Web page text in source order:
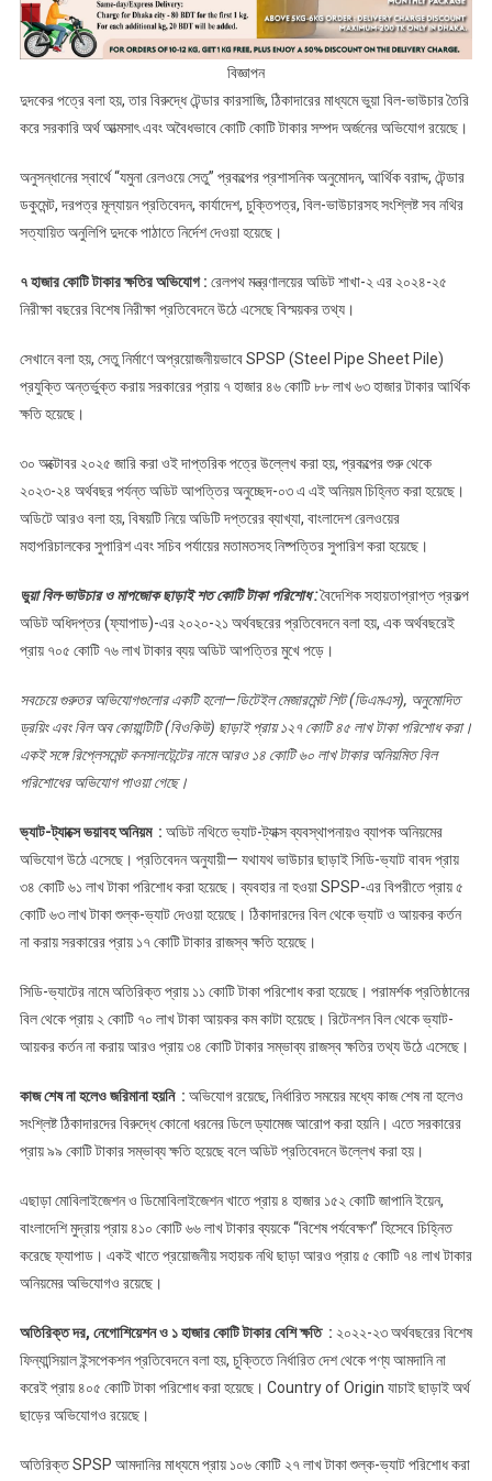
বিজ্ঞাপন
দুদকের পত্রে বলা হয়, তার বিরুদ্ধে টেন্ডার কারসাজি, ঠিকাদারের মাধ্যমে ভুয়া বিল-ভাউচার তৈরি
করে সরকারি অর্থ আত্মসাৎ এবং অবৈধভাবে কোটি কোটি টাকার সম্পদ অর্জনের অভিযোগ রয়েছে।
অনুসন্ধানের স্বার্থে “যমুনা রেলওয়ে সেতু” প্রকল্পের প্রশাসনিক অনুমোদন, আর্থিক বরাদ্দ, টেন্ডার
ডকুমেন্ট, দরপত্র মূল্যায়ন প্রতিবেদন, কার্যাদেশ, চুক্তিপত্র, বিল-ভাউচারসহ সংশ্লিষ্ট সব নথির
সত্যায়িত অনুলিপি দুদকে পাঠাতে নির্দেশ দেওয়া হয়েছে।
৭ হাজার কোটি টাকার ক্ষতির অভিযোগ : রেলপথ মন্ত্রণালয়ের অডিট শাখা-২ এর ২০২৪-২৫
নিরীক্ষা বছরের বিশেষ নিরীক্ষা প্রতিবেদনে উঠে এসেছে বিস্ময়কর তথ্য।
সেখানে বলা হয়, সেতু নির্মাণে অপ্রয়োজনীয়ভাবে SPSP (Steel Pipe Sheet Pile)
প্রযুক্তি অন্তর্ভুক্ত করায় সরকারের প্রায় ৭ হাজার ৪৬ কোটি ৮৮ লাখ ৬৩ হাজার টাকার আর্থিক
ক্ষতি হয়েছে।
৩০ অক্টোবর ২০২৫ জারি করা ওই দাপ্তরিক পত্রে উল্লেখ করা হয়, প্রকল্পের শুরু থেকে
২০২৩-২৪ অর্থবছর পর্যন্ত অডিট আপত্তির অনুচ্ছেদ-০৩ এ এই অনিয়ম চিহ্নিত করা হয়েছে।
অডিটে আরও বলা হয়, বিষয়টি নিয়ে অডিটি দপ্তরের ব্যাখ্যা, বাংলাদেশ রেলওয়ের
মহাপরিচালকের সুপারিশ এবং সচিব পর্যায়ের মতামতসহ নিষ্পত্তির সুপারিশ করা হয়েছে।
ভুয়া বিল-ভাউচার ও মাপজোক ছাড়াই শত কোটি টাকা পরিশোধ :বৈদেশিক সহায়তাপ্রাপ্ত প্রকল্প
অডিট অধিদপ্তর (ফ্যাপাড)-এর ২০২০-২১ অর্থবছরের প্রতিবেদনে বলা হয়, এক অর্থবছরেই
প্রায় ৭০৫ কোটি ৭৬ লাখ টাকার ব্যয় অডিট আপত্তির মুখে পড়ে।
সবচেয়ে গুরুতর অভিযোগগুলোর একটি হলো—ডিটেইল মেজারমেন্ট শিট (ডিএমএস), অনুমোদিত
ড্রয়িং এবং বিল অব কোয়ান্টিটি (বিওকিউ) ছাড়াই প্রায় ১২৭ কোটি ৪৫ লাখ টাকা পরিশোধ করা।
একই সঙ্গে রিপ্লেসমেন্ট কনসালটেন্টের নামে আরও ১৪ কোটি ৬০ লাখ টাকার অনিয়মিত বিল
পরিশোধের অভিযোগ পাওয়া গেছে।
ভ্যাট-ট্যাক্সে ভয়াবহ অনিয়ম : অডিট নথিতে ভ্যাট-ট্যাক্স ব্যবস্থাপনায়ও ব্যাপক অনিয়মের
অভিযোগ উঠে এসেছে। প্রতিবেদন অনুযায়ী— যথাযথ ভাউচার ছাড়াই সিডি-ভ্যাট বাবদ প্রায়
৩৪ কোটি ৬১ লাখ টাকা পরিশোধ করা হয়েছে। ব্যবহার না হওয়া SPSP-এর বিপরীতে প্রায় ৫
কোটি ৬৩ লাখ টাকা শুল্ক-ভ্যাট দেওয়া হয়েছে। ঠিকাদারদের বিল থেকে ভ্যাট ও আয়কর কর্তন
না করায় সরকারের প্রায় ১৭ কোটি টাকার রাজস্ব ক্ষতি হয়েছে।
সিডি-ভ্যাটের নামে অতিরিক্ত প্রায় ১১ কোটি টাকা পরিশোধ করা হয়েছে। পরামর্শক প্রতিষ্ঠানের
বিল থেকে প্রায় ২ কোটি ৭০ লাখ টাকা আয়কর কম কাটা হয়েছে। রিটেনশন বিল থেকে ভ্যাট-
আয়কর কর্তন না করায় আরও প্রায় ৩৪ কোটি টাকার সম্ভাব্য রাজস্ব ক্ষতির তথ্য উঠে এসেছে।
কাজ শেষ না হলেও জরিমানা হয়নি : অভিযোগ রয়েছে, নির্ধারিত সময়ের মধ্যে কাজ শেষ না হলেও
সংশ্লিষ্ট ঠিকাদারদের বিরুদ্ধে কোনো ধরনের ডিলে ড্যামেজ আরোপ করা হয়নি। এতে সরকারের
প্রায় ৯৯ কোটি টাকার সম্ভাব্য ক্ষতি হয়েছে বলে অডিট প্রতিবেদনে উল্লেখ করা হয়।
এছাড়া মোবিলাইজেশন ও ডিমোবিলাইজেশন খাতে প্রায় ৪ হাজার ১৫২ কোটি জাপানি ইয়েন,
বাংলাদেশি মুদ্রায় প্রায় ৪১০ কোটি ৬৬ লাখ টাকার ব্যয়কে “বিশেষ পর্যবেক্ষণ” হিসেবে চিহ্নিত
করেছে ফ্যাপাড। একই খাতে প্রয়োজনীয় সহায়ক নথি ছাড়া আরও প্রায় ৫ কোটি ৭৪ লাখ টাকার
অনিয়মের অভিযোগও রয়েছে।
অতিরিক্ত দর, নেগোশিয়েশন ও ১ হাজার কোটি টাকার বেশি ক্ষতি : ২০২২-২৩ অর্থবছরের বিশেষ
ফিন্যান্সিয়াল ইন্সপেকশন প্রতিবেদনে বলা হয়, চুক্তিতে নির্ধারিত দেশ থেকে পণ্য আমদানি না
করেই প্রায় ৪০৫ কোটি টাকা পরিশোধ করা হয়েছে। Country of Origin যাচাই ছাড়াই অর্থ
ছাড়ের অভিযোগও রয়েছে।
অতিরিক্ত SPSP আমদানির মাধ্যমে প্রায় ১০৬ কোটি ২৭ লাখ টাকা শুল্ক-ভ্যাট পরিশোধ করা